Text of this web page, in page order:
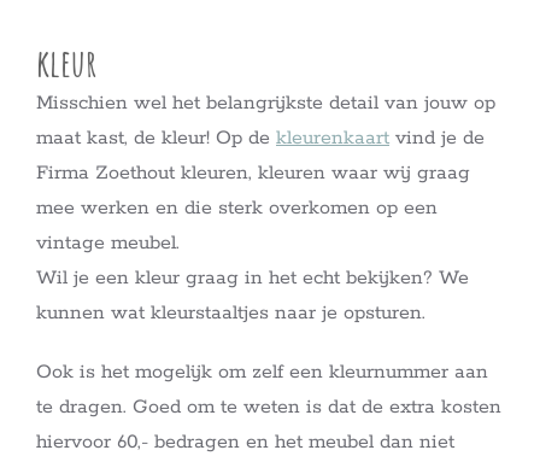
kleur
Misschien wel het belangrijkste detail van jouw op
maat kast, de kleur! Op de kleurenkaart vind je de
Firma Zoethout kleuren, kleuren waar wij graag
mee werken en die sterk overkomen op een
vintage meubel.
Wil je een kleur graag in het echt bekijken? We
kunnen wat kleurstaaltjes naar je opsturen.
Ook is het mogelijk om zelf een kleurnummer aan
te dragen. Goed om te weten is dat de extra kosten
hiervoor 60,- bedragen en het meubel dan niet